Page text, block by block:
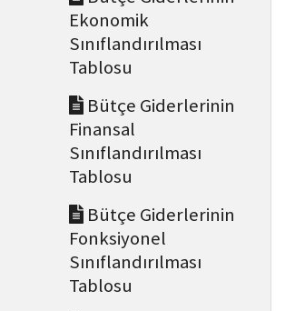
Ekonomik
Sınıflandırılması
Tablosu
Bütçe Giderlerinin
Finansal
Sınıflandırılması
Tablosu
Bütçe Giderlerinin
Fonksiyonel
Sınıflandırılması
Tablosu